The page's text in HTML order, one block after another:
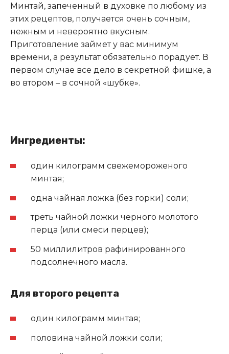
Минтай, запеченный в духовке по любому из
этих рецептов, получается очень сочным,
нежным и невероятно вкусным.
Приготовление займет у вас минимум
времени, а результат обязательно порадует. В
первом случае все дело в секретной фишке, а
во втором – в сочной «шубке».
Ингредиенты:
один килограмм свежемороженого
минтая;
одна чайная ложка (без горки) соли;
треть чайной ложки черного молотого
перца (или смеси перцев);
50 миллилитров рафинированного
подсолнечного масла.
Для второго рецепта
один килограмм минтая;
половина чайной ложки соли;